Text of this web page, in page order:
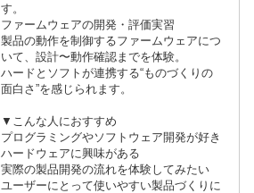
す。
ファームウェアの開発・評価実習
製品の動作を制御するファームウェアにつ
いて、設計〜動作確認までを体験。
ハードとソフトが連携する“ものづくりの
面白さ”を感じられます。
▼こんな人におすすめ
プログラミングやソフトウェア開発が好き
ハードウェアに興味がある
実際の製品開発の流れを体験してみたい
ユーザーにとって使いやすい製品づくりに